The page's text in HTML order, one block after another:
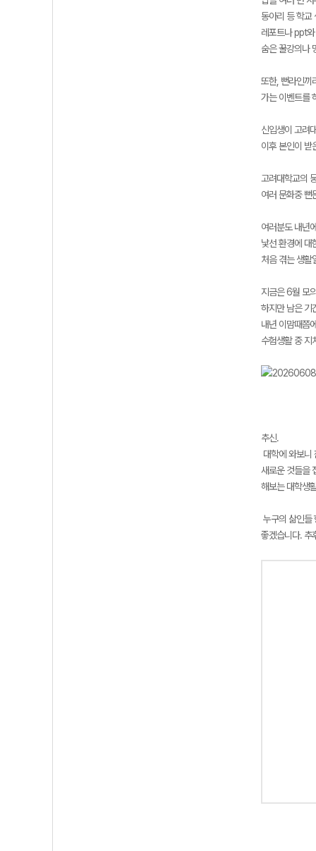
동아리 등 학교
레포트나 ppt
숨은 꿀강의나
또한, 뻔라인끼
가는 이벤트를
신입생이 고려
이후 본인이 받
고려대학교의
여러 문화중 뻔
여러분도 내년
낯선 환경에 대
처음 겪는 생활
지금은 6월 모
하지만 남은 기
내년 이맘때쯤
수험생활 중 지
추신.
대학에 와보니
새로운 것들을
해보는 대학생
누구의 삶인들
좋겠습니다. 추